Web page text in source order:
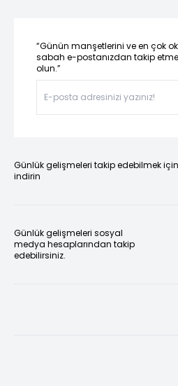
“Günün manşetlerini ve en çok
sabah e-postanızdan takip
olun.”
Günlük gelişmeleri takip edebilmek
indirin
Günlük gelişmeleri sosyal
medya hesaplarından takip
edebilirsiniz.